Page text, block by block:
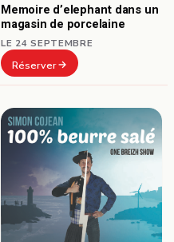
Memoire d’elephant dans un
magasin de porcelaine
LE 24 SEPTEMBRE
Réserver